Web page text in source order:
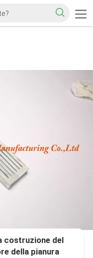
costruzione del
della pianura